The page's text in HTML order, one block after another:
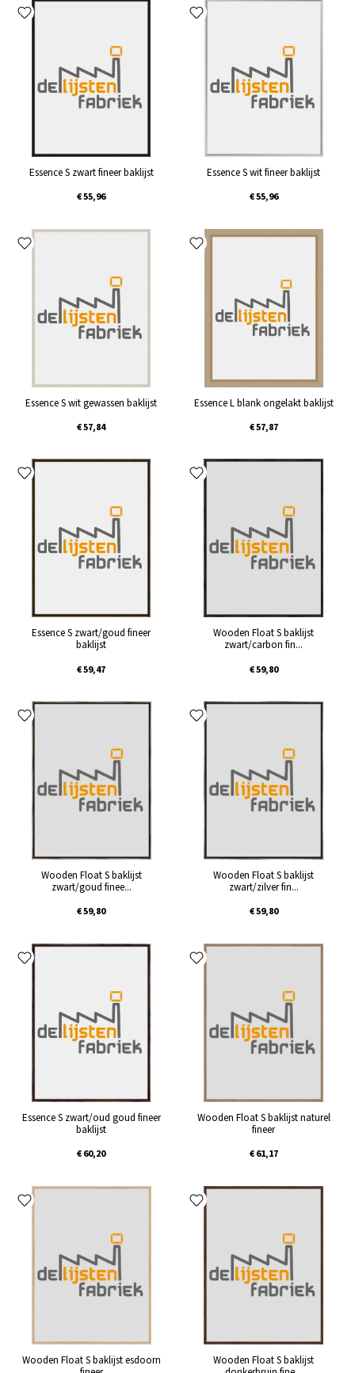
Essence S zwart fineer baklijst
€ 55,96
Essence S wit fineer baklijst
€ 55,96
Essence S wit gewassen baklijst
€ 57,84
Essence L blank ongelakt baklijst
€ 57,87
Essence S zwart/goud fineer
baklijst
€ 59,47
Wooden Float S baklijst
zwart/carbon fin...
€ 59,80
Wooden Float S baklijst
zwart/goud finee...
€ 59,80
Wooden Float S baklijst
zwart/zilver fin...
€ 59,80
Essence S zwart/oud goud fineer
baklijst
€ 60,20
Wooden Float S baklijst naturel
fineer
€ 61,17
Wooden Float S baklijst esdoorn
Wooden Float S baklijst